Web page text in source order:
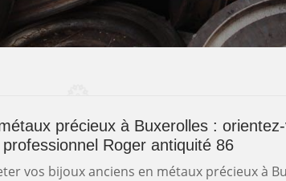
précieux à Buxerolles :
professionnel Roger antiquité 86
vos bijoux anciens en métaux précieux à